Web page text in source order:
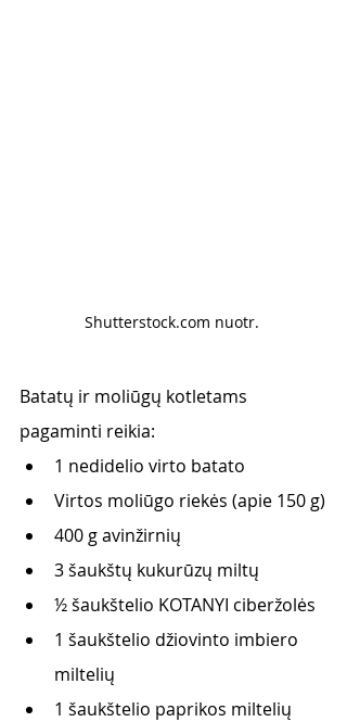
Shutterstock.com nuotr.
Batatų ir moliūgų kotletams
pagaminti reikia:
1 nedidelio virto batato
Virtos moliūgo riekės (apie 150 g)
400 g avinžirnių
3 šaukštų kukurūzų miltų
½ šaukštelio KOTANYI ciberžolės
1 šaukštelio džiovinto imbiero
miltelių
1 šaukštelio paprikos miltelių